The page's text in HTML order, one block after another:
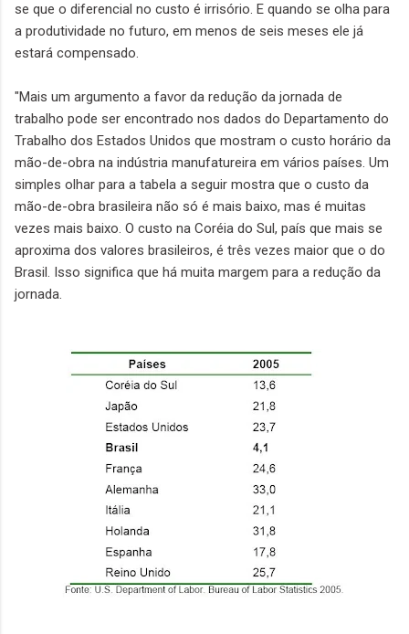
se que o diferencial no custo é irrisório. E quando se olha para
a produtividade no futuro, em menos de seis meses ele já
estará compensado.
"Mais um argumento a favor da redução da jornada de
trabalho pode ser encontrado nos dados do Departamento do
Trabalho dos Estados Unidos que mostram o custo horário da
mão-de-obra na indústria manufatureira em vários países. Um
simples olhar para a tabela a seguir mostra que o custo da
mão-de-obra brasileira não só é mais baixo, mas é muitas
vezes mais baixo. O custo na Coréia do Sul, país que mais se
aproxima dos valores brasileiros, é três vezes maior que o do
Brasil. Isso significa que há muita margem para a redução da
jornada.